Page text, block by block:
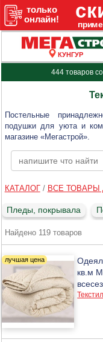
КУНГУР
444 товаров
Постельные
подушки для уюта и
магазине «Мегастрой».
КАТАЛОГ/ ВСЕ ТОВАРЫ
Пледы, покрывала
Найдено 119 товаров
кв.м